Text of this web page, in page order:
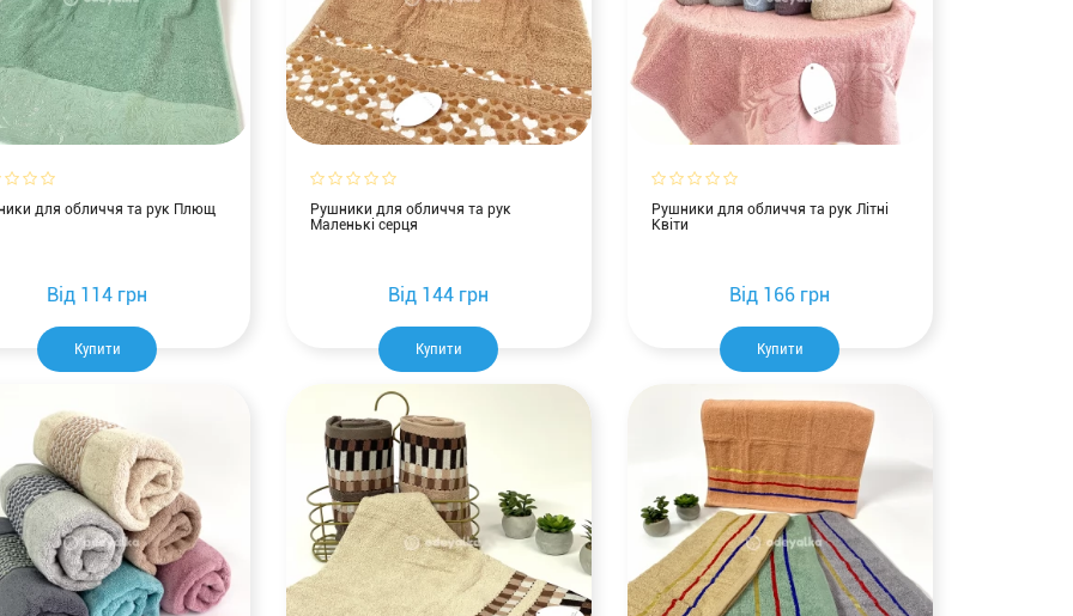
для обличчя та рук Плющ
Купити
Від 114 грн
Рушники для обличчя та рук
Маленькі серця
Купити
Від 144 грн
Рушники для обличчя та рук Літні
Квіти
Купити
Від 166 грн